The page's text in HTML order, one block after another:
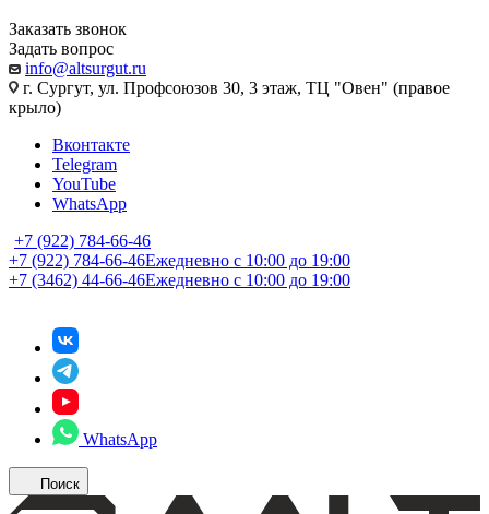
Заказать звонок
Задать вопрос
info@altsurgut.ru
г. Сургут, ул. Профсоюзов 30, 3 этаж, ТЦ "Овен" (правое
крыло)
Вконтакте
Telegram
YouTube
WhatsApp
+7 (922) 784-66-46
+7 (922) 784-66-46Ежедневно с 10:00 до 19:00
+7 (3462) 44-66-46Ежедневно с 10:00 до 19:00
WhatsApp
Поиск